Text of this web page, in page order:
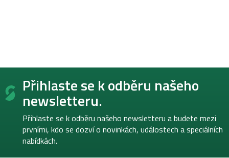
Z
Přihlaste se k odběru našeho
newsletteru.
Přihlaste se k odběru našeho newsletteru a budete mezi
prvními, kdo se dozví o novinkách, událostech a speciálních
nabídkách.